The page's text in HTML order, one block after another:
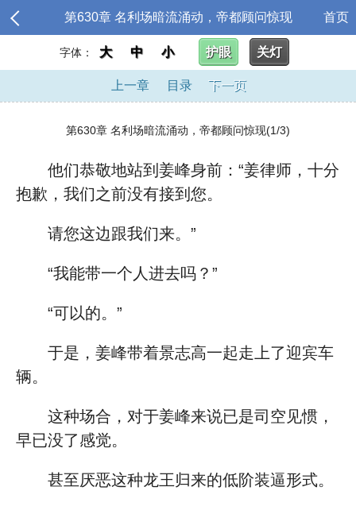
第630章 名利场暗流涌动，帝都顾问惊现 首页
字体： 大 中 小 护眼 关灯
上一章 目录 下一页
第630章 名利场暗流涌动，帝都顾问惊现(1/3)
他们恭敬地站到姜峰身前：“姜律师，十分
抱歉，我们之前没有接到您。
请您这边跟我们来。”
“我能带一个人进去吗？”
“可以的。”
于是，姜峰带着景志高一起走上了迎宾车
辆。
这种场合，对于姜峰来说已是司空见惯，
早已没了感觉。
甚至厌恶这种龙王归来的低阶装逼形式。